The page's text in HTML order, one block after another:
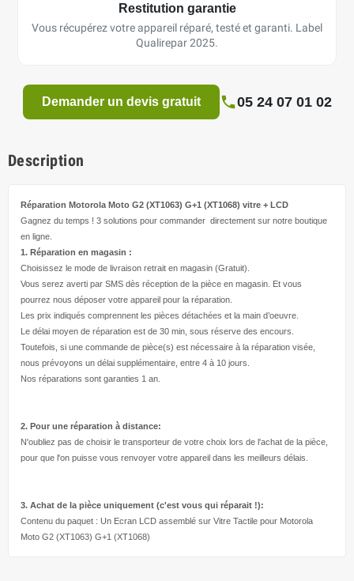
Restitution garantie
Vous récupérez votre appareil réparé, testé et garanti. Label
Qualirepar 2025.
Demander un devis gratuit 05 24 07 01 02
Description
Réparation Motorola Moto G2 (XT1063) G+1 (XT1068) vitre + LCD
Gagnez du temps ! 3 solutions pour commander directement sur notre boutique
en ligne.
1. Réparation en magasin :
Choisissez le mode de livraison retrait en magasin (Gratuit).
Vous serez averti par SMS dès réception de la pièce en magasin. Et vous
pourrez nous déposer votre appareil pour la réparation.
Les prix indiqués comprennent les pièces détachées et la main d’oeuvre
Le délai moyen de réparation est de 30 min, sous réserve des encours.
Toutefois, si une commande de pièce(s) est nécessaire à la réparation visée,
nous prévoyons un délai supplémentaire, entre 4 à 10 jours.
Nos réparations sont garanties 1 an.
2. Pour une réparation à distance:
N'oubliez pas de choisir le transporteur de votre choix lors de l'achat de la pièce,
pour que l'on puisse vous renvoyer votre appareil dans les meilleurs délais.
3. Achat de la pièce uniquement (c'est vous qui réparait !):
Contenu du paquet : Un Ecran LCD assemblé sur Vitre Tactile pour Motorola
Moto G2 (XT1063) G+1 (XT1068)